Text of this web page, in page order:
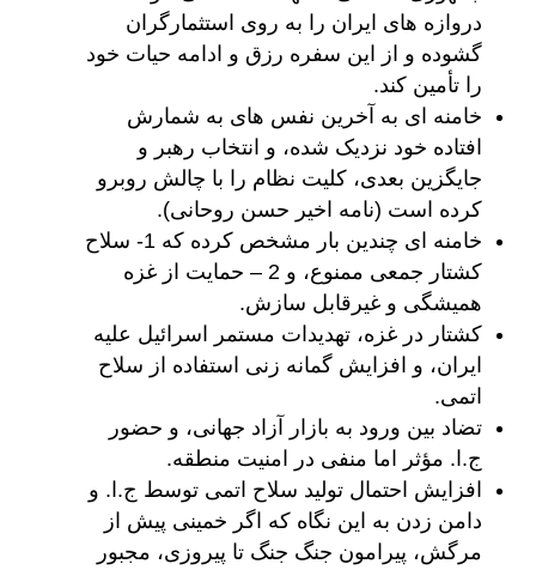
دروازه های ایران را به روی استثمارگران
گشوده و از این سفره رزق و ادامه حیات خود
را تأمین کند.
خامنه ای به آخرین نفس های به شمارش
افتاده خود نزدیک شده، و انتخاب رهبر و
جایگزین بعدی، کلیت نظام را با چالش روبرو
کرده است (نامه اخیر حسن روحانی).
خامنه ای چندین بار مشخص کرده که 1- سلاح
کشتار جمعی ممنوع، و 2 – حمایت از غزه
همیشگی و غیرقابل سازش.
کشتار در غزه، تهدیدات مستمر اسرائیل علیه
ایران، و افزایش گمانه زنی استفاده از سلاح
اتمی.
تضاد بین ورود به بازار آزاد جهانی، و حضور
ج.ا. مؤثر اما منفی در امنیت منطقه.
افزایش احتمال تولید سلاح اتمی توسط ج.ا. و
دامن زدن به این نگاه که اگر خمینی پیش از
مرگش، پیرامون جنگ جنگ تا پیروزی، مجبور